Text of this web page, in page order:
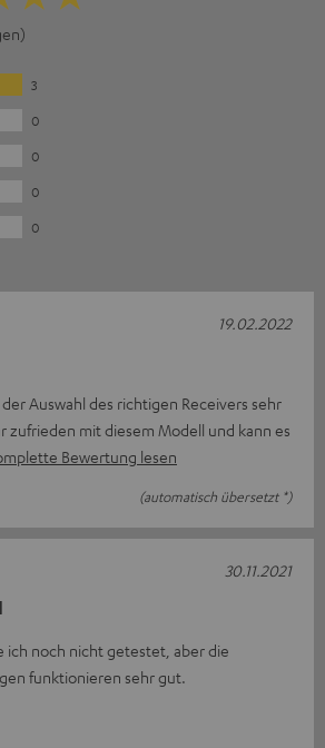
3
0
0
0
0
Auswahl des richtigen Receivers sehr
zufrieden mit diesem Modell und kann es
Bewertung lesen
(automatisch übersetzt *)
19.02.2022
ich noch nicht getestet, aber die
funktionieren sehr gut.
30.11.2021